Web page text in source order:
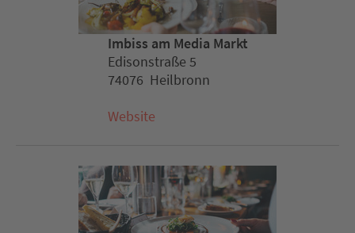
Imbiss am Media Markt
Edisonstraße 5
74076 Heilbronn
Website